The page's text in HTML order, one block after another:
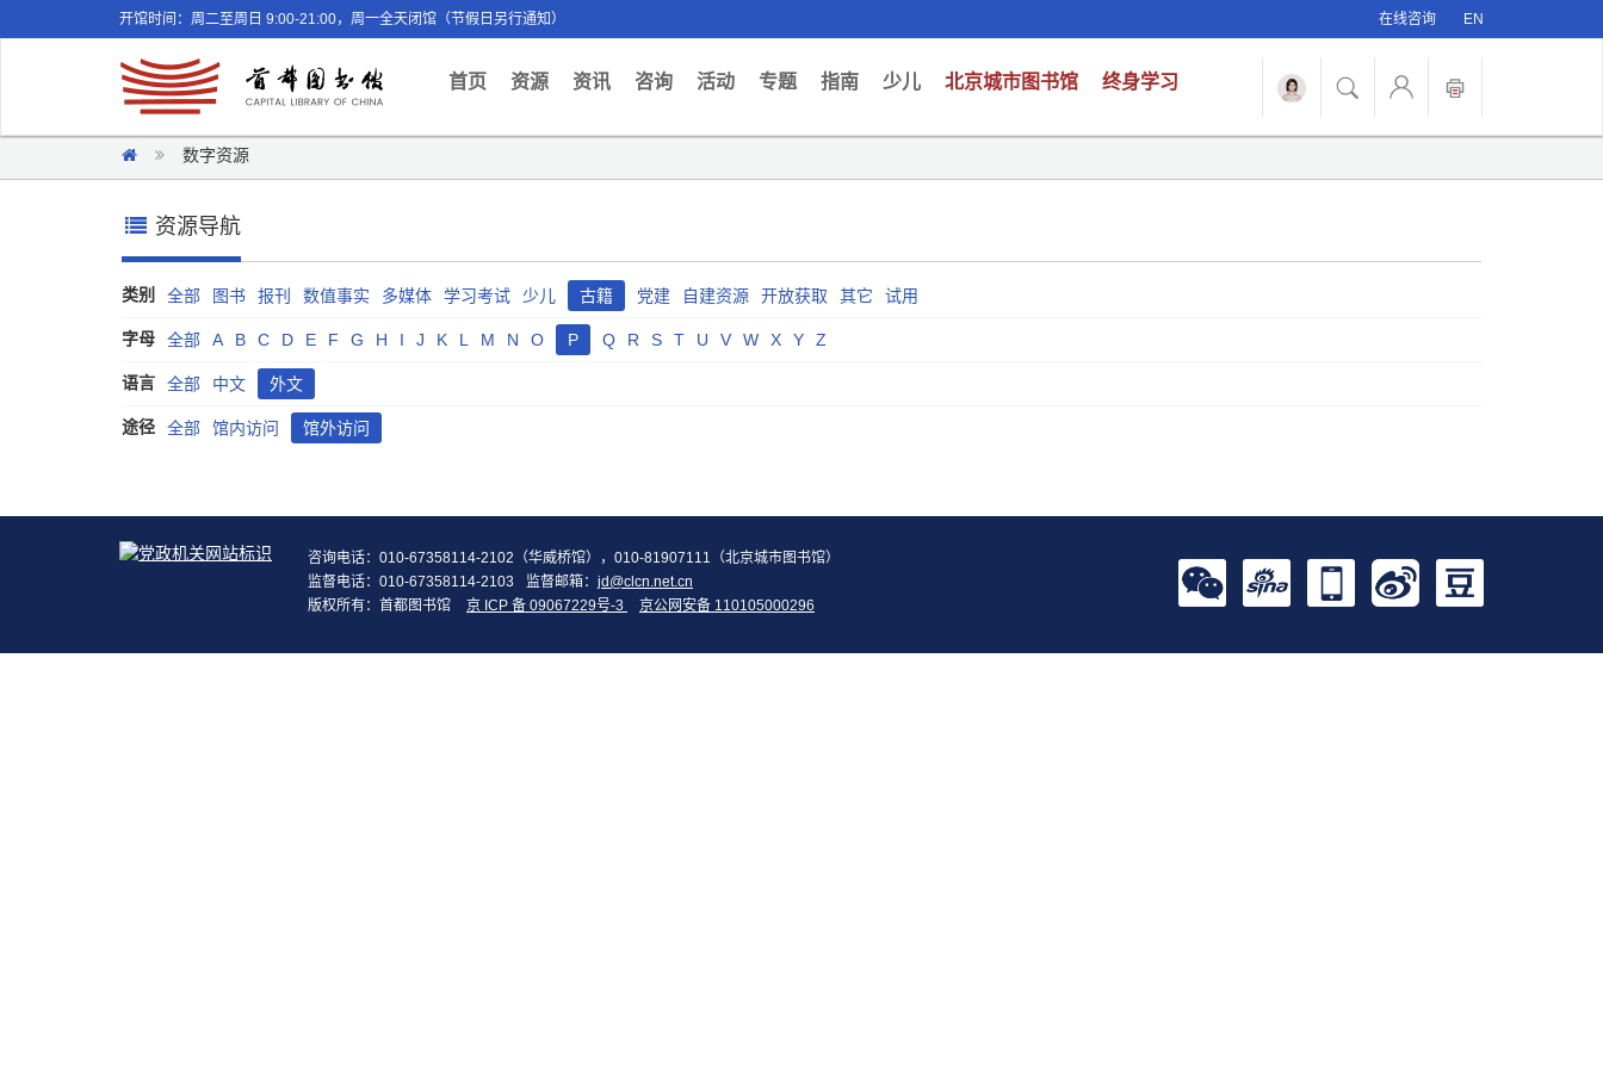
开馆时间：周二至周日 9:00-21:00，周一全天闭馆（节假日另行通知） 在线咨询 EN
首页(current)
资源 资讯 咨询 活动 专题 指南 少儿 北京城市图书馆 终身学习
数字资源
资源导航
类别 全部 图书 报刊 数值事实 多媒体 学习考试 少儿 古籍 党建 自建资源 开放获取 其它 试用
字母 全部 A B C D E F G H I J K L M N O P Q R S T U V W X Y Z
语言 全部 中文 外文
途径 全部 馆内访问 馆外访问
咨询电话：010-67358114-2102（华威桥馆），010-81907111（北京城市图书馆）
监督电话：010-67358114-2103
监督邮箱： jd@clcn.net.cn
版权所有：首都图书馆
京 ICP 备 09067229号-3 京公网安备 110105000296